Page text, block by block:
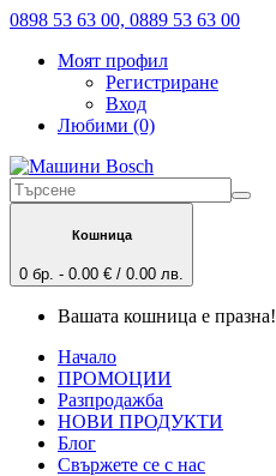
0898 53 63 00, 0889 53 63 00
Моят профил
Регистриране
Вход
Любими (0)
Кошница
0 бр. - 0.00 € / 0.00 лв.
Вашата кошница е празна!
Начало
ПРОМОЦИИ
Разпродажба
НОВИ ПРОДУКТИ
Блог
Свържете се с нас